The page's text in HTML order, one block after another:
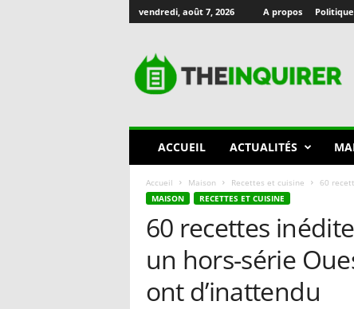
vendredi, août 7, 2026 A propos
🇫🇷
ACCUEIL ACTUALITÉS
Accueil Maison Recettes et cuisine
60
MAISON
RECETTES ET CUISINE
60 recettes
un hors-série
ont d’inattendu